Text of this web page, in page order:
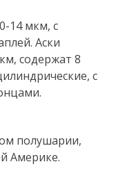
14 мкм, с
Аски
содержат 8
с
полушарии,
Америке.